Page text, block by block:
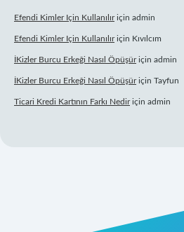
Efendi Kimler Için Kullanılıriçin admin
Efendi Kimler Için Kullanılıriçin Kıvılcım
İKizler Burcu Erkeği Nasıl Öpüşüriçin admin
İKizler Burcu Erkeği Nasıl Öpüşüriçin Tayfun
Ticari Kredi Kartının Farkı Nediriçin admin